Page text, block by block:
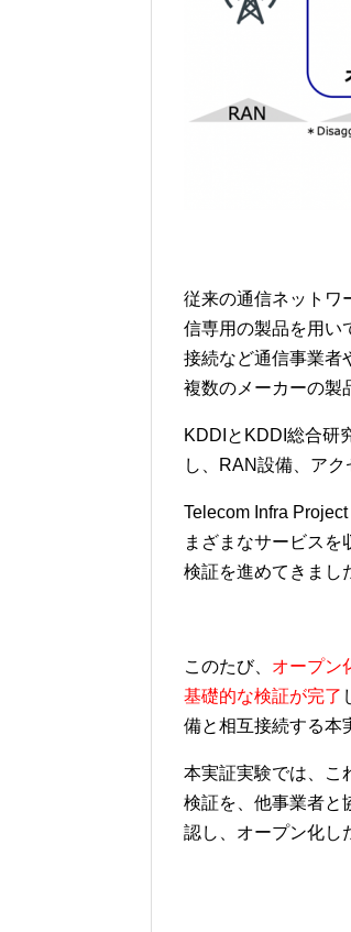
従来の通信ネットワ
信専用の製品を用い
接続など通信事業者
複数のメーカーの製
KDDIとKDDI総合研
し、RAN設備、ア
Telecom Infra
まざまなサービス
検証を進めてきまし
このたび、 オープン
基礎的な検証が完了
備と相互接続する本
本実証実験では、こ
検証を、他事業者と
認し、オープン化し